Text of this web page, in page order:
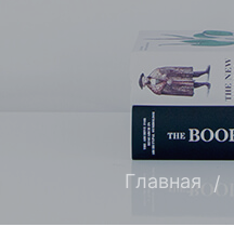
Главная